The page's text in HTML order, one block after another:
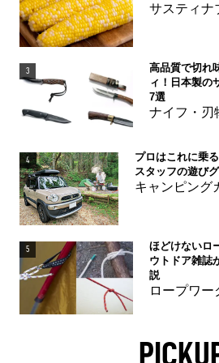
サスティナ
3
高品質で切れ
ィ！日本製の
7選
ナイフ・刃
4
プロはこれに乗
スタッフの遊び
キャンピング
5
ほどけないロ
ウトドア雑誌
説
ロープワー